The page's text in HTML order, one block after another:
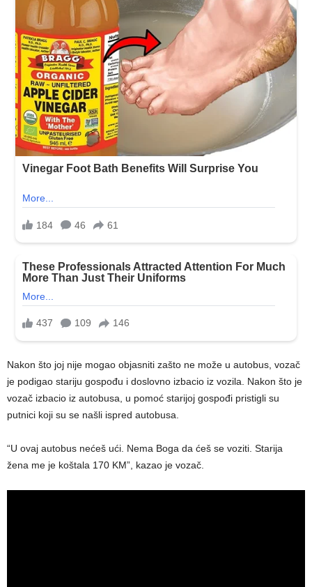
Nakon što joj nije mogao objasniti zašto ne može u autobus, vozač
je podigao stariju gospođu i doslovno izbacio iz vozila. Nakon što je
vozač izbacio iz autobusa, u pomoć starijoj gospođi pristigli su
putnici koji su se našli ispred autobusa.
“U ovaj autobus nećeš ući. Nema Boga da ćeš se voziti. Starija
žena me je koštala 170 KM”, kazao je vozač.